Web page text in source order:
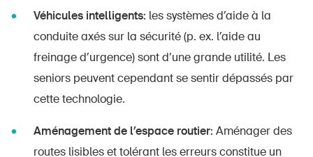
Véhicules intelligents: les systèmes d’aide à la
conduite axés sur la sécurité (p. ex. l’aide au
freinage d’urgence) sont d’une grande utilité. Les
seniors peuvent cependant se sentir dépassés par
cette technologie.
Aménagement de l’espace routier: Aménager des
routes lisibles et tolérant les erreurs constitue un